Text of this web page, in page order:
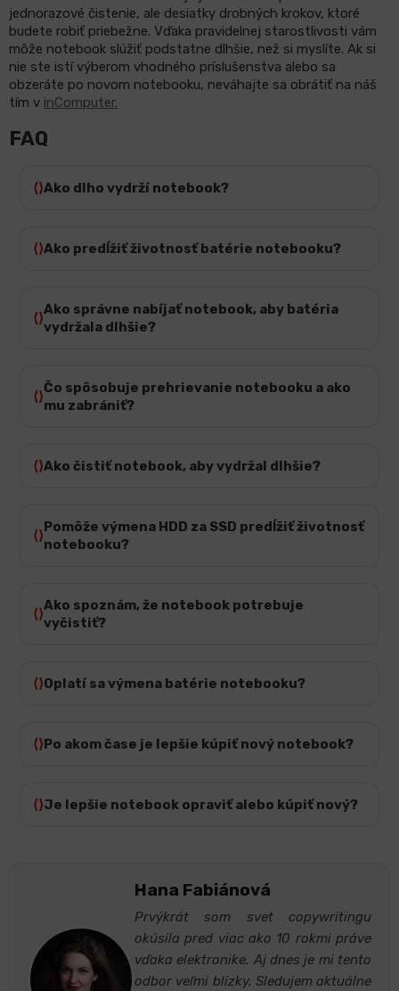
jednorazové čistenie, ale desiatky drobných krokov, ktoré
budete robiť priebežne. Vďaka pravidelnej starostlivosti vám
môže notebook slúžiť podstatne dlhšie, než si myslíte. Ak si
nie ste istí výberom vhodného príslušenstva alebo sa
obzeráte po novom notebooku, neváhajte sa obrátiť na náš
tím v inComputer.
FAQ
Ako dlho vydrží notebook?
Ako predĺžiť životnosť batérie notebooku?
Ako správne nabíjať notebook, aby batéria
vydržala dlhšie?
Čo spôsobuje prehrievanie notebooku a ako
mu zabrániť?
Ako čistiť notebook, aby vydržal dlhšie?
Pomôže výmena HDD za SSD predĺžiť životnosť
notebooku?
Ako spoznám, že notebook potrebuje
vyčistiť?
Oplatí sa výmena batérie notebooku?
Po akom čase je lepšie kúpiť nový notebook?
Je lepšie notebook opraviť alebo kúpiť nový?
Hana Fabiánová
Prvýkrát som svet copywritingu
okúsila pred viac ako 10 rokmi práve
vďaka elektronike. Aj dnes je mi tento
odbor veľmi blízky. Sledujem aktuálne